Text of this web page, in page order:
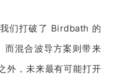
们打破了 Birdbath 的
而混合波导方案则带来
外，未来最有可能打开